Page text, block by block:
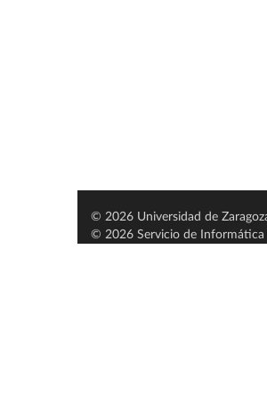
© 2026 Universidad de
© 2026 Servicio de Informática